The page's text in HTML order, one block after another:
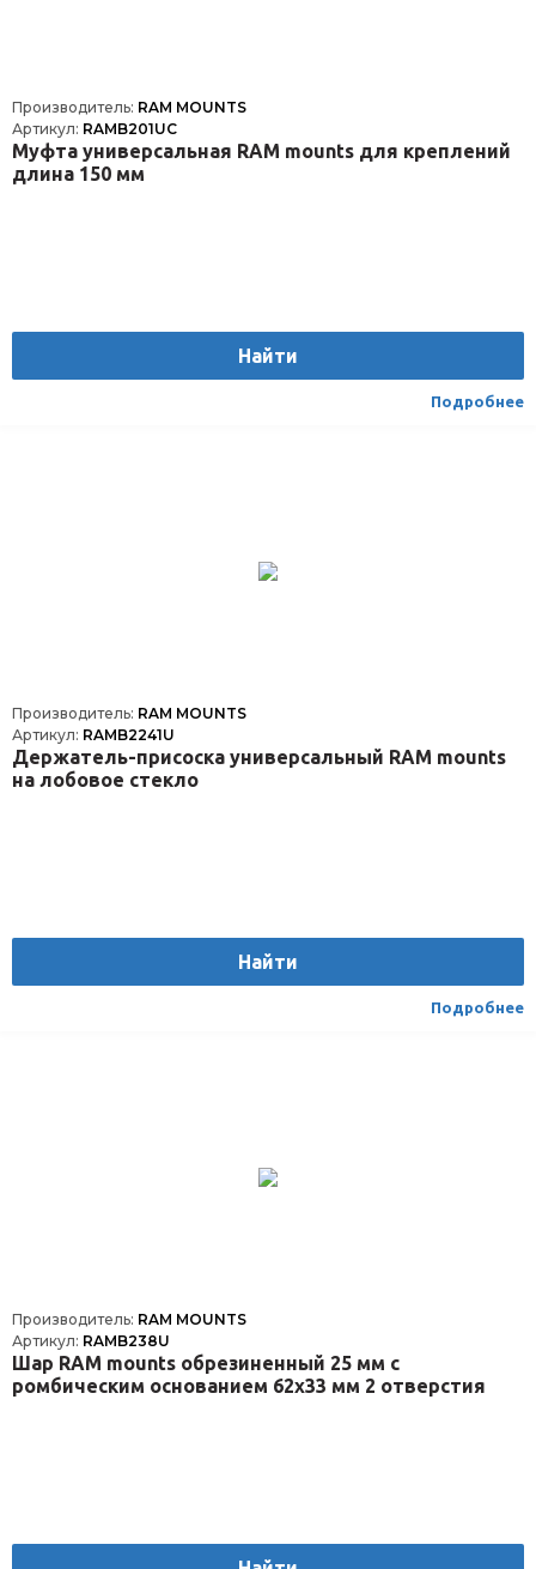
Производитель: RAM MOUNTS
Артикул: RAMB201UC
Муфта универсальная RAM mounts для креплений
длина 150 мм
Найти
Подробнее
Производитель: RAM MOUNTS
Артикул: RAMB2241U
Держатель-присоска универсальный RAM mounts
на лобовое стекло
Найти
Подробнее
Производитель: RAM MOUNTS
Артикул: RAMB238U
Шар RAM mounts обрезиненный 25 мм с
ромбическим основанием 62x33 мм 2 отверстия